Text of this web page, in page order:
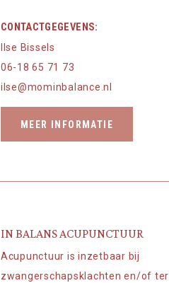
CONTACTGEGEVENS:
Ilse Bissels
06-18 65 71 73
ilse@mominbalance.nl
MEER INFORMATIE
IN BALANS ACUPUNCTUUR
Acupunctuur is inzetbaar bij
zwangerschapsklachten en/of ter